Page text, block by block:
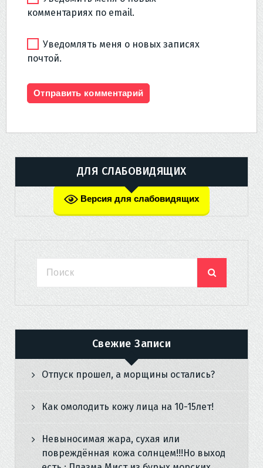
комментариях по email.
Уведомлять меня о новых записях
почтой.
ДЛЯ СЛАБОВИДЯЩИХ
Версия для слабовидящих
Свежие Записи
Отпуск прошел, а морщины остались?
Как омолодить кожу лица на 10-15лет!
Невыносимая жара, сухая или
повреждённая кожа солнцем!!!Но выход